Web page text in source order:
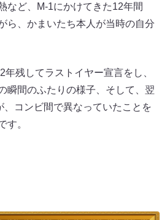
など、M-1にかけてきた12年間
ら、かまいたち本人が当時の自分
残してラストイヤー宣言をし、
瞬間のふたりの様子、そして、翌
、コンビ間で異なっていたことを
す。